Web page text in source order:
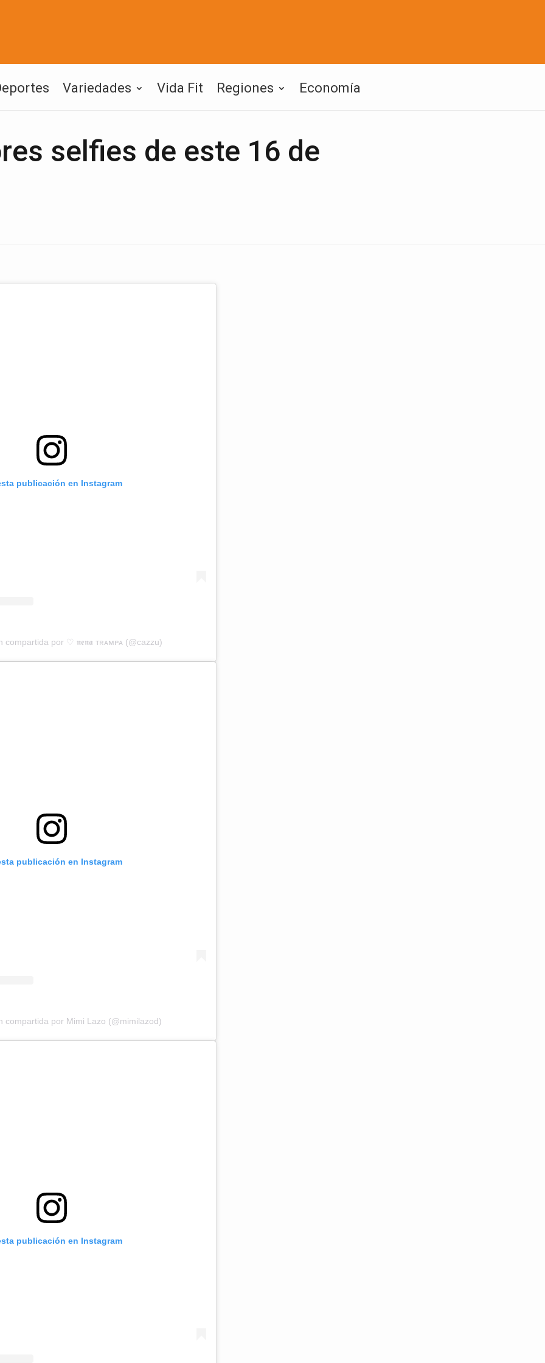
Variedades Vida Fit Regiones Economía
selfies de este 16 de
publicación en Instagram
compartida por ♡ 𝖓𝖊𝖓𝖆 ᴛʀᴀᴍᴘᴀ (@cazzu)
publicación en Instagram
compartida por Mimi Lazo (@mimilazod)
publicación en Instagram